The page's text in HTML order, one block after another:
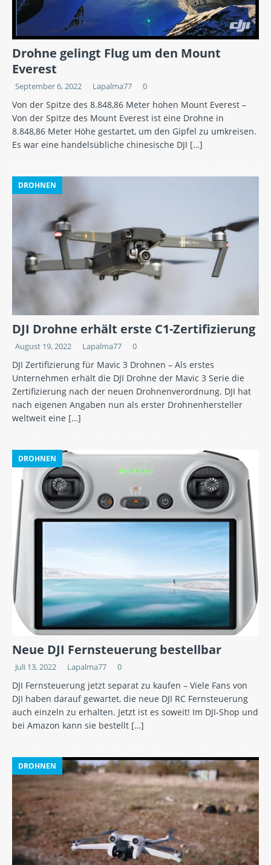
Drohne gelingt Flug um den Mount
Everest
September 6, 2022 Lapalma77 0
Von der Spitze des 8.848,86 Meter hohen Mount Everest –
Von der Spitze des Mount Everest ist eine Drohne in
8.848,86 Meter Höhe gestartet, um den Gipfel zu umkreisen.
Es war eine handelsübliche chinesische DJI […]
DROHNEN
DJI Drohne erhält erste C1-Zertifizierung
August 19, 2022 Lapalma77 0
DJI Zertifizierung für Mavic 3 Drohnen – Als erstes
Unternehmen erhält die DJI Drohne der Mavic 3 Serie die
Zertifizierung nach der neuen Drohnenverordnung. DJI hat
nach eigenen Angaben nun als erster Drohnenhersteller
weltweit eine […]
DROHNEN
Neue DJI Fernsteuerung bestellbar
Juli 13, 2022 Lapalma77 0
DJI Fernsteuerung jetzt separat zu kaufen – Viele Fans von
DJI haben darauf gewartet, die neue DJI RC Fernsteuerung
auch einzeln zu erhalten. Jetzt ist es soweit! Im DJI-Shop und
bei Amazon kann sie bestellt […]
DROHNEN